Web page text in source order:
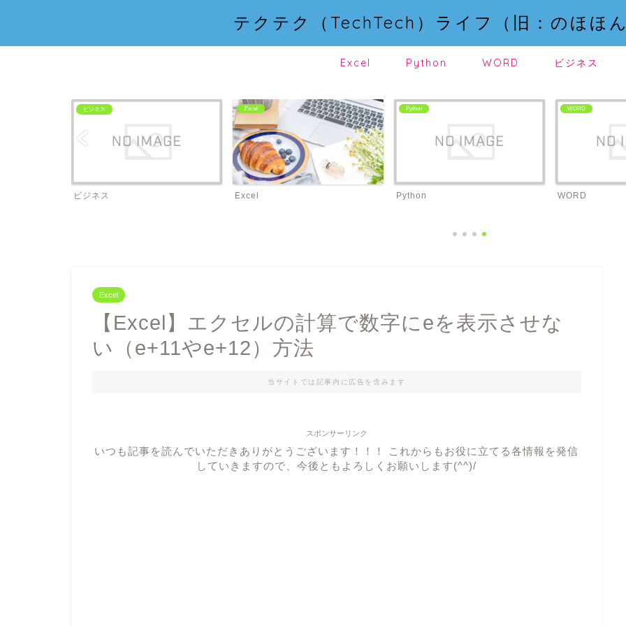
テクテク（TechTech）ライフ（旧：のほほん
Excel Python WORD ビジネス
ビジネス
ビジネス
Excel
Excel
Python
Python
WORD
WORD
Excel
【Excel】エクセルの計算で数字にeを表示させな
い（e+11やe+12）方法
当サイトでは記事内に広告を含みます
スポンサーリンク
いつも記事を読んでいただきありがとうございます！！！ これからもお役に立てる各情報を発信
していきますので、今後ともよろしくお願いします(^^)/